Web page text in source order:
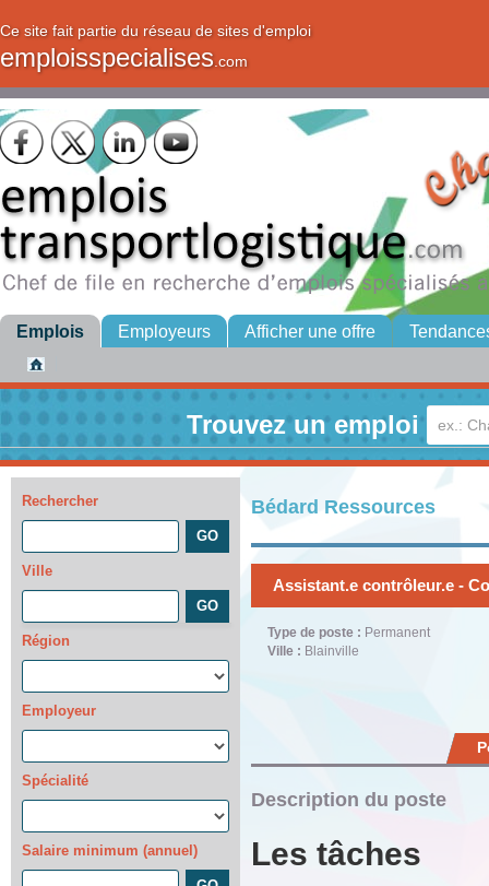
Ce site fait partie du réseau de sites d'emploi
emploisspecialises.com
Emplois Employeurs Afficher une offre
Trouvez un emploi
Rechercher
Ville
Région
Employeur
Spécialité
Salaire minimum (annuel)
Bédard Ressources
Assistant.e contrôleur.e -
Type de poste : Permanent
Ville : Blainville
Description du poste
Les tâches